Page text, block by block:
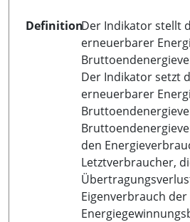
DefinitionDer Indikator stellt
erneuerbarer
Der Indikator setzt
erneuerbarer
den
Letztverbraucher,
Eigenverbrauch der